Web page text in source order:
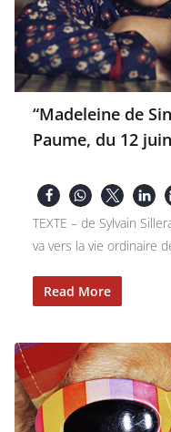
“Madeleine de
Paume, du 12
TEXTE – de Sylvain
va vers la vie ordinaire
Read More